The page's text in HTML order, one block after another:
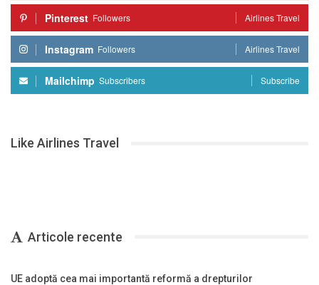
Pinterest Followers Airlines Travel
Instagram Followers Airlines Travel
Mailchimp Subscribers Subscribe
Like Airlines Travel
Articole recente
UE adoptă cea mai importantă reformă a drepturilor